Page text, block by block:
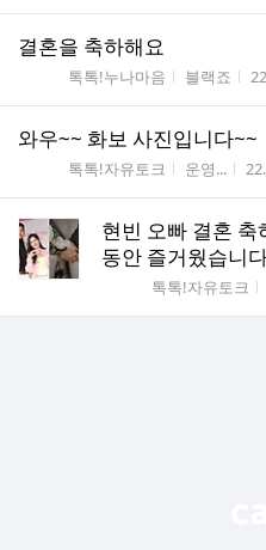
결혼을 축하해요
게시판명
톡톡!누나마음 작성자
블랙죠
와우~~ 화보 사진입니다~~
게시판명
톡톡!자유토크 작성자
운영... 작
현빈 오빠 결혼
동안 즐거웠습니
게시판명
톡톡!자유토크